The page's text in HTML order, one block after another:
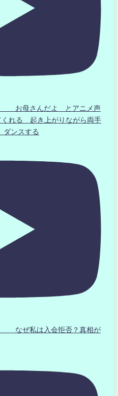
お母さんだよ とアニメ声
くれる 起き上がりながら両手
ンスする
なぜ私は入会拒否？真相が